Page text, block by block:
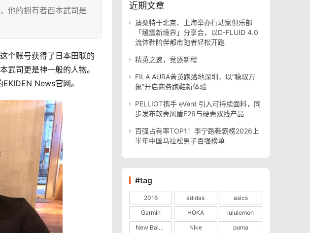
他的拥有者西本武司是
这个账号获得了日本田联的
武司更是神一般的人物。
EKIDEN News官网。
近期文章
迪桑特于北京、上海举办行动家俱乐部
「缓震新境界」分享会，以D-FLUID 4.0
流体鞋陪伴都市跑者轻松开跑
精英之速，竞逐新程
FILA AURA菁英跑落地深圳，以“稳驭万
象”开启商务跑鞋新体验
PELLIOT携手 eVent 引入可持续面料，同
步发布软壳风盾E26与硬壳双线产品
百强占有率TOP1！李宁跑鞋霸榜2026上
半年中国马拉松男子百强榜单
#tag
2016 adidas
asics
Garmin
HOKA
lululemon
New Balance
Nike
puma